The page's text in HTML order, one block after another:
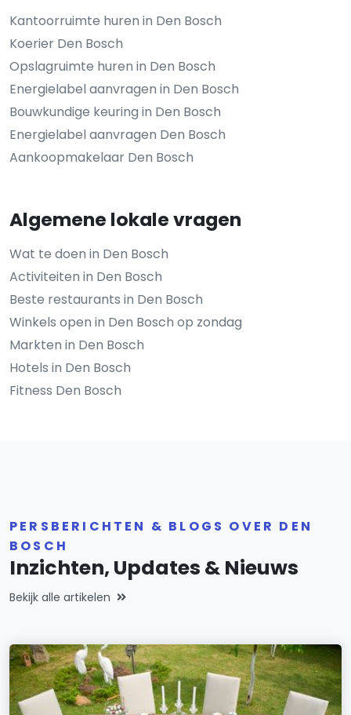
Kantoorruimte huren in Den Bosch
Koerier Den Bosch
Opslagruimte huren in Den Bosch
Energielabel aanvragen in Den Bosch
Bouwkundige keuring in Den Bosch
Energielabel aanvragen Den Bosch
Aankoopmakelaar Den Bosch
Algemene lokale vragen
Wat te doen in Den Bosch
Activiteiten in Den Bosch
Beste restaurants in Den Bosch
Winkels open in Den Bosch op zondag
Markten in Den Bosch
Hotels in Den Bosch
Fitness Den Bosch
PERSBERICHTEN & BLOGS OVER DEN
BOSCH
Inzichten, Updates & Nieuws
Bekijk alle artikelen